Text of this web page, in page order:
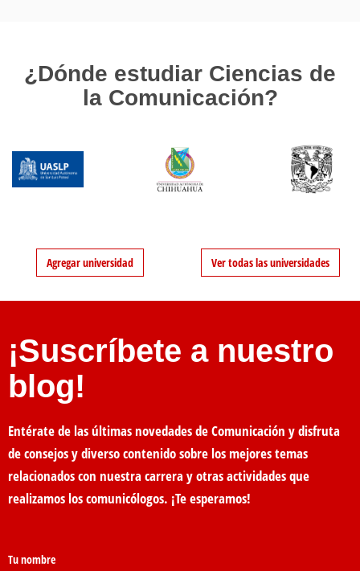
¿Dónde estudiar Ciencias de
la Comunicación?
Agregar universidad Ver todas las universidades
¡Suscríbete a nuestro
blog!
Entérate de las últimas novedades de Comunicación y disfruta
de consejos y diverso contenido sobre los mejores temas
relacionados con nuestra carrera y otras actividades que
realizamos los comunicólogos. ¡Te esperamos!
Tu nombre